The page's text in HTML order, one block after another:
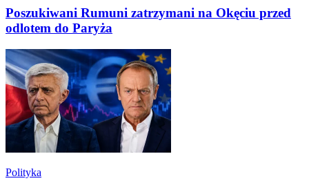
Poszukiwani Rumuni zatrzymani na Okęciu przed
odlotem do Paryża
Polityka